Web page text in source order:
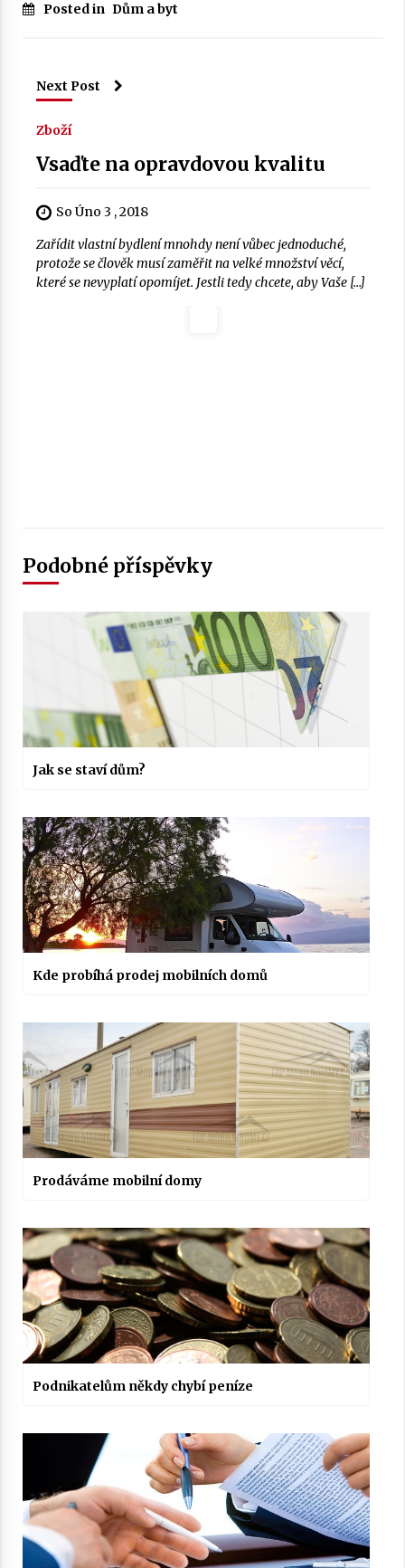
Posted in Dům a byt
Next Post
Zboží
Vsaďte na opravdovou kvalitu
So Úno 3 , 2018
Zařídit vlastní bydlení mnohdy není vůbec jednoduché,
protože se člověk musí zaměřit na velké množství věcí,
které se nevyplatí opomíjet. Jestli tedy chcete, aby Vaše […]
Podobné příspěvky
Jak se staví dům?
Kde probíhá prodej mobilních domů
Prodáváme mobilní domy
Podnikatelům někdy chybí peníze